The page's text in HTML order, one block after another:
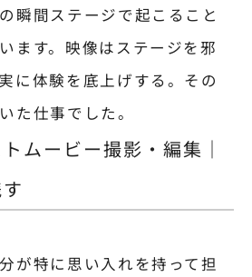
瞬間ステージで起こること
ます。映像はステージを邪
に体験を底上げする。その
た仕事でした。
ムービー撮影・編集｜
が特に思い入れを持って担